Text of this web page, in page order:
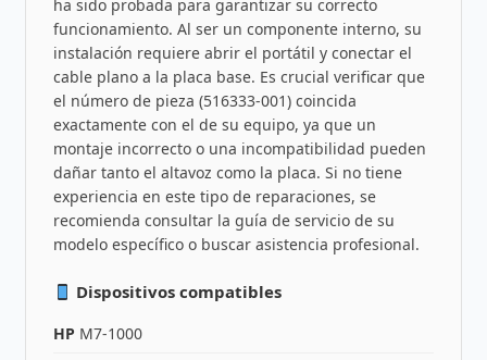
ha sido probada para garantizar su correcto
funcionamiento. Al ser un componente interno, su
instalación requiere abrir el portátil y conectar el
cable plano a la placa base. Es crucial verificar que
el número de pieza (516333-001) coincida
exactamente con el de su equipo, ya que un
montaje incorrecto o una incompatibilidad pueden
dañar tanto el altavoz como la placa. Si no tiene
experiencia en este tipo de reparaciones, se
recomienda consultar la guía de servicio de su
modelo específico o buscar asistencia profesional.
Dispositivos compatibles
HP M7-1000